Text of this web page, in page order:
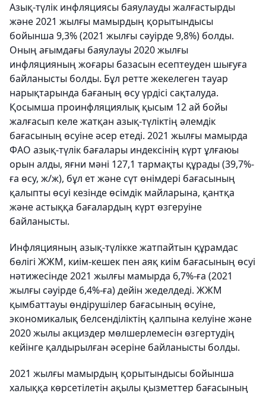
Азық-түлік инфляциясы баяулауды жалғастырды
және 2021 жылғы мамырдың қорытындысы
бойынша 9,3% (2021 жылғы сәуірде 9,8%) болды.
Оның ағымдағы баяулауы 2020 жылғы
инфляцияның жоғары базасын есептеуден шығуға
байланысты болды. Бұл ретте жекелеген тауар
нарықтарында бағаның өсу үрдісі сақталуда.
Қосымша проинфляциялық қысым 12 ай бойы
жалғасып келе жатқан азық-түліктің әлемдік
бағасының өсуіне әсер етеді. 2021 жылғы мамырда
ФАО азық-түлік бағалары индексінің күрт ұлғаюы
орын алды, яғни мәні 127,1 тармақты құрады (39,7%-
ға өсу, ж/ж), бұл ет және сүт өнімдері бағасының
қалыпты өсуі кезінде өсімдік майларына, қантқа
және астыққа бағалардың күрт өзгеруіне
байланысты.
Инфляцияның азық-түлікке жатпайтын құрамдас
бөлігі ЖЖМ, киім-кешек пен аяқ киім бағасының өсуі
нәтижесінде 2021 жылғы мамырда 6,7%-ға (2021
жылғы сәуірде 6,4%-ға) дейін жеделдеді. ЖЖМ
қымбаттауы өндірушілер бағасының өсуіне,
экономикалық белсенділіктің қалпына келуіне және
2020 жылы акциздер мөлшерлемесін өзгертудің
кейінге қалдырылған әсеріне байланысты болды.
2021 жылғы мамырдың қорытындысы бойынша
халыққа көрсетілетін ақылы қызметтер бағасының